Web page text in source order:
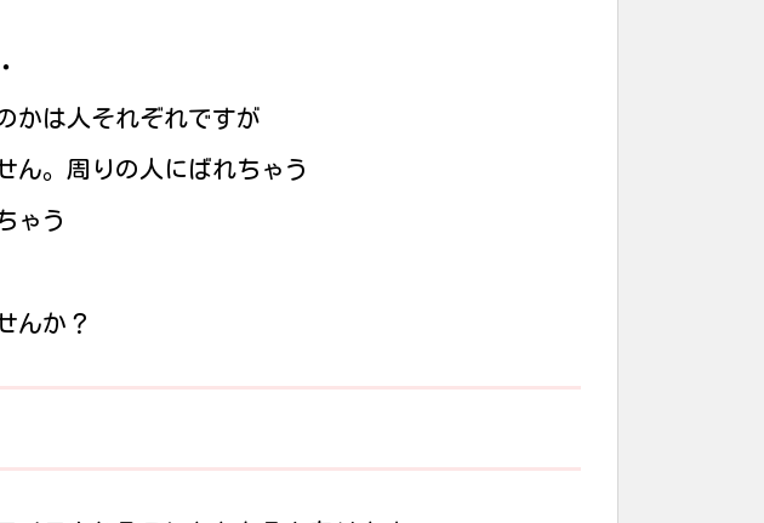
かは人それぞれですが
ん。周りの人にばれちゃう
ゃう
んか？